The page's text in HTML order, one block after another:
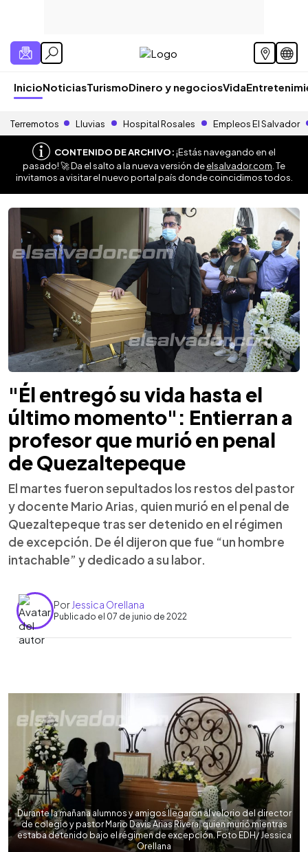
InicioNoticiasTurismoDinero y negociosVida
Terremotos Lluvias Hospital Rosales Empleos El Salvador
CONTENIDO DE ARCHIVO:¡Estás navegando en el
pasado! 🚀 Da el salto a la nueva versión deelsalvador.com . Te
invitamos a visitar el nuevo portal país donde coincidimos todos.
"Él entregó su vida hasta el
último momento": Entierran a
profesor que murió en penal
de Quezaltepeque
El martes fueron sepultados los restos del pastor
y docente Mario Arias, quien murió en el penal de
Quezaltepeque tras ser detenido en el régimen
de excepción. De él dijeron que fue “un hombre
intachable” y dedicado a su labor.
Por Jessica Orellana
Publicado el 07 de junio de 2022
► Escuchar artículo
Durante la mañana alumnos y amigos llegaron al velorio del director
de colegio y pastor Mario Davis Arias Rivera, quien murió mientras
estaba detenido bajo el régimen de excepción. Foto EDH/ Jessica
Orellana